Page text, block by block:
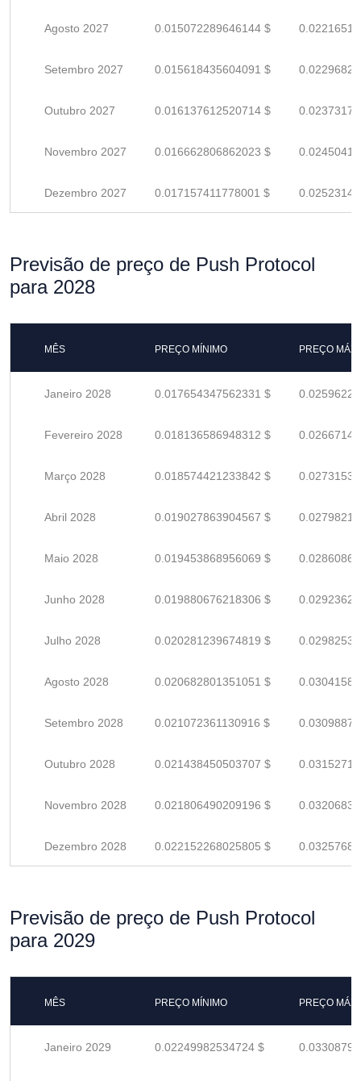
Agosto 2027 0.015072289646144 $
Setembro 2027 0.015618435604091 $
Outubro 2027 0.016137612520714 $
Novembro 2027 0.016662806862023 $
Dezembro 2027 0.017157411778001 $
Previsão de preço de Push Protocol
para 2028
MÊS PREÇO MÍNIMO PREÇO
Janeiro 2028 0.017654347562331 $
Fevereiro 2028 0.018136586948312 $
Março 2028 0.018574421233842 $
Abril 2028 0.019027863904567 $
Maio 2028 0.019453868956069 $
Junho 2028 0.019880676218306 $
Julho 2028 0.020281239674819 $
Agosto 2028 0.020682801351051 $
Setembro 2028 0.021072361130916 $
Outubro 2028 0.021438450503707 $
Novembro 2028 0.021806490209196 $
Dezembro 2028 0.022152268025805 $
Previsão de preço de Push Protocol
para 2029
MÊS PREÇO MÍNIMO PREÇO
Janeiro 2029 0.02249982534724 $